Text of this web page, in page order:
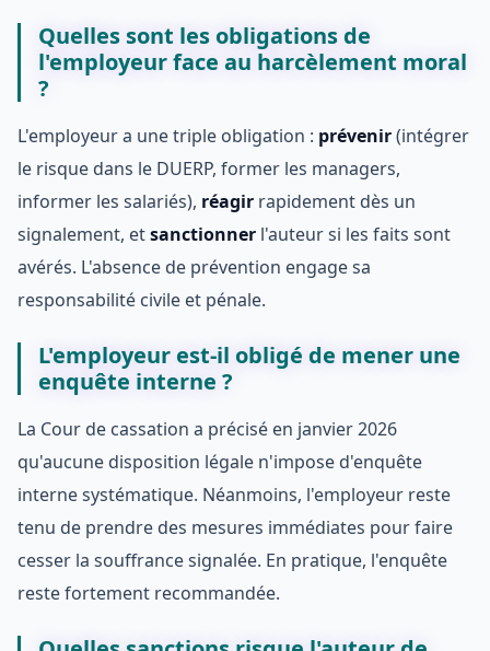
Quelles sont les obligations de
l'employeur face au harcèlement moral
?
L'employeur a une triple obligation : prévenir(intégrer
le risque dans le DUERP, former les managers,
informer les salariés), réagir rapidement dès un
signalement, etsanctionner l'auteur si les faits sont
avérés. L'absence de prévention engage sa
responsabilité civile et pénale.
L'employeur est-il obligé de mener une
enquête interne ?
La Cour de cassation a précisé en janvier 2026
qu'aucune disposition légale n'impose d'enquête
interne systématique. Néanmoins, l'employeur reste
tenu de prendre des mesures immédiates pour faire
cesser la souffrance signalée. En pratique, l'enquête
reste fortement recommandée.